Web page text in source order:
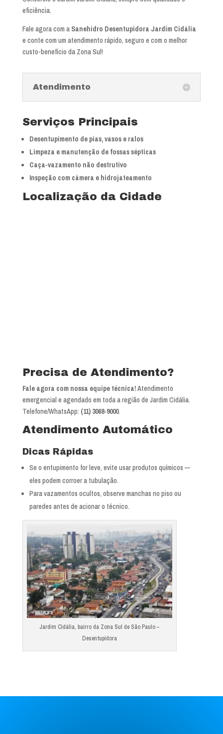
eficiência.
Fale agora com a Sanehidro Desentupidora Jardim Cidália
e conte com um atendimento rápido, seguro e com o melhor
custo-benefício da Zona Sul!
Atendimento
Serviços Principais
Desentupimento de pias, vasos e ralos
Limpeza e manutenção de fossas sépticas
Caça-vazamento não destrutivo
Inspeção com câmera e hidrojateamento
Localização da Cidade
Precisa de Atendimento?
Fale agora com nossa equipe técnica!Atendimento
emergencial e agendado em toda a região de Jardim Cidália.
Telefone/WhatsApp: (11) 3068-9000.
Atendimento Automático
Dicas Rápidas
Se o entupimento for leve, evite usar produtos químicos —
eles podem corroer a tubulação.
Para vazamentos ocultos, observe manchas no piso ou
paredes antes de acionar o técnico.
Jardim Cidália, bairro da Zona Sul de São Paulo –
Desentupidora